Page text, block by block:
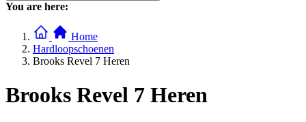
You are here:
Home
Hardloopschoenen
Brooks Revel 7 Heren
Brooks Revel 7 Heren